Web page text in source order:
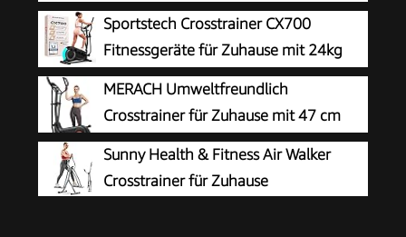
leiser und sanfter magnetischer
Crosstrainer mit 6 kg Schwungrad, LCD-Monitor
und Pulsmessung
Sportstech Crosstrainer CX700
Fitnessgeräte für Zuhause mit 24kg
Schwungmasse | Ellipsentrainer bis
120kg mit 24 Widerstandstufen | Innovative LED
Technologie | Bluetooth, App-Steuerung &
Pulssensor
MERACH Umweltfreundlich
Crosstrainer für Zuhause mit 47 cm
Schrittlänge, Ultraleise
Selbstgenerierender Ellipsentrainer mit
Magnetwiderstand, 16 Stufen, Kompatibel mit
Sunny Health & Fitness Air Walker
Crosstrainer für Zuhause